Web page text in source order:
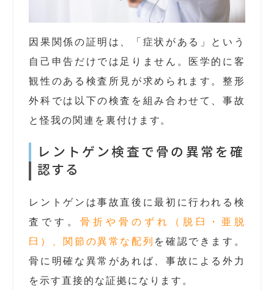
因果関係の証明は、「症状がある」という
自己申告だけでは足りません。医学的に客
観性のある検査所見が求められます。整形
外科では以下の検査を組み合わせて、事故
と怪我の関連を裏付けます。
レントゲン検査で骨の異常を確
認する
レントゲンは事故直後に最初に行われる検
査です。骨折や骨のずれ（脱臼・亜脱
臼）、関節の異常な配列 を確認できます。
骨に明確な異常があれば、事故による外力
を示す直接的な証拠になります。